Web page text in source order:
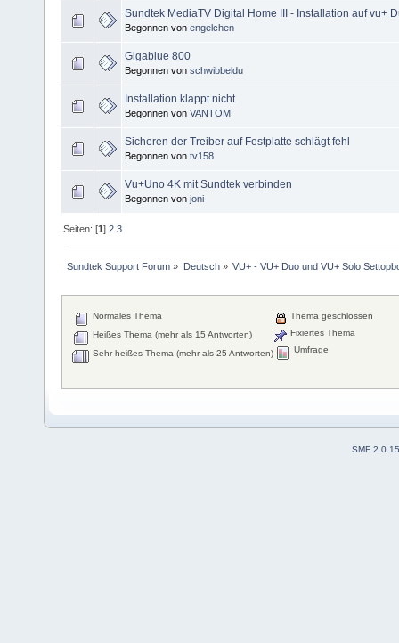
Sundtek MediaTV Digital Home III - Installation auf vu+
Begonnen von engelchen
Gigablue 800
Begonnen von schwibbeldu
Installation klappt nicht
Begonnen von VANTOM
Sicheren der Treiber auf Festplatte schlägt fehl
Begonnen von tv158
Vu+Uno 4K mit Sundtek verbinden
Begonnen von joni
Seiten: [1]2 3
Sundtek Support Forum » Deutsch» VU+ - VU+ Duo und VU+ Solo
Normales Thema
Heißes Thema (mehr als 15 Antworten)
Sehr heißes Thema (mehr als 25 Antworten)
Thema geschlossen
Fixiertes Thema
Umfrage
SMF 2.0.15